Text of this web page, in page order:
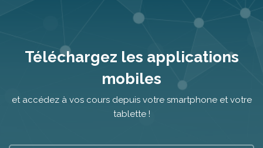
Téléchargez les applications
mobiles
et accédez à vos cours depuis votre smartphone et votre
tablette !